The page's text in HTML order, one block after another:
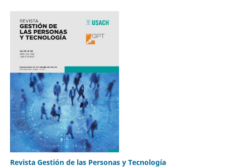
Revista Gestión de las Personas y Tecnología